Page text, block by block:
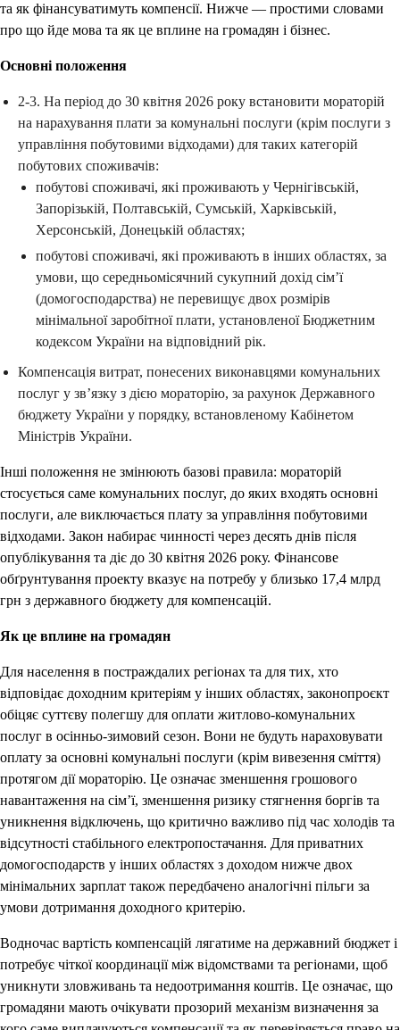
та як фінансуватимуть компенсії. Нижче — простими словами
про що йде мова та як це вплине на громадян і бізнес.
Основні положення
2-3. На період до 30 квітня 2026 року встановити мораторій
на нарахування плати за комунальні послуги (крім послуги з
управління побутовими відходами) для таких категорій
побутових споживачів:
побутові споживачі, які проживають у Чернігівській,
Запорізькій, Полтавській, Сумській, Харківській,
Херсонській, Донецькій областях;
побутові споживачі, які проживають в інших областях, за
умови, що середньомісячний сукупний дохід сім’ї
(домогосподарства) не перевищує двох розмірів
мінімальної заробітної плати, установленої Бюджетним
кодексом України на відповідний рік.
Компенсація витрат, понесених виконавцями комунальних
послуг у зв’язку з дією мораторію, за рахунок Державного
бюджету України у порядку, встановленому Кабінетом
Міністрів України.
Інші положення не змінюють базові правила: мораторій
стосується саме комунальних послуг, до яких входять основні
послуги, але виключається плату за управління побутовими
відходами. Закон набирає чинності через десять днів після
опублікування та діє до 30 квітня 2026 року. Фінансове
обґрунтування проекту вказує на потребу у близько 17,4 млрд
грн з державного бюджету для компенсацій.
Як це вплине на громадян
Для населення в постраждалих регіонах та для тих, хто
відповідає доходним критеріям у інших областях, законопроєкт
обіцяє суттєву полегшу для оплати житлово-комунальних
послуг в осінньо-зимовий сезон. Вони не будуть нараховувати
оплату за основні комунальні послуги (крім вивезення сміття)
протягом дії мораторію. Це означає зменшення грошового
навантаження на сім’ї, зменшення ризику стягнення боргів та
уникнення відключень, що критично важливо під час холодів та
відсутності стабільного електропостачання. Для приватних
домогосподарств у інших областях з доходом нижче двох
мінімальних зарплат також передбачено аналогічні пільги за
умови дотримання доходного критерію.
Водночас вартість компенсацій лягатиме на державний бюджет і
потребує чіткої координації між відомствами та регіонами, щоб
уникнути зловживань та недоотримання коштів. Це означає, що
громадяни мають очікувати прозорий механізм визначення за